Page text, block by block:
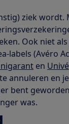
ziek wordt.
Ook niet als
labels (Avéro
en Univé
annuleren en je
bent
was.